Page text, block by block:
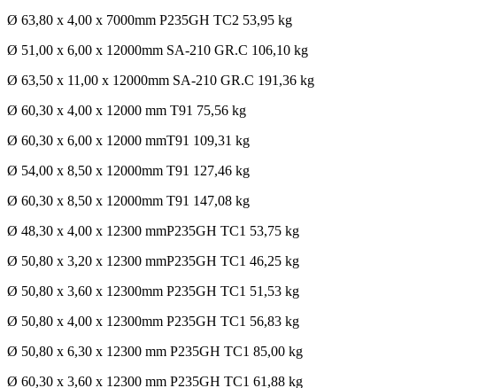
Ø 63,80 x 4,00 x 7000mm P235GH TC2 53,95 kg
Ø 51,00 x 6,00 x 12000mm SA-210 GR.C 106,10 kg
Ø 63,50 x 11,00 x 12000mm SA-210 GR.C 191,36 kg
Ø 60,30 x 4,00 x 12000 mm T91 75,56 kg
Ø 60,30 x 6,00 x 12000 mmT91 109,31 kg
Ø 54,00 x 8,50 x 12000mm T91 127,46 kg
Ø 60,30 x 8,50 x 12000mm T91 147,08 kg
Ø 48,30 x 4,00 x 12300 mmP235GH TC1 53,75 kg
Ø 50,80 x 3,20 x 12300 mmP235GH TC1 46,25 kg
Ø 50,80 x 3,60 x 12300mm P235GH TC1 51,53 kg
Ø 50,80 x 4,00 x 12300mm P235GH TC1 56,83 kg
Ø 50,80 x 6,30 x 12300 mm P235GH TC1 85,00 kg
Ø 60,30 x 3,60 x 12300 mm P235GH TC1 61,88 kg